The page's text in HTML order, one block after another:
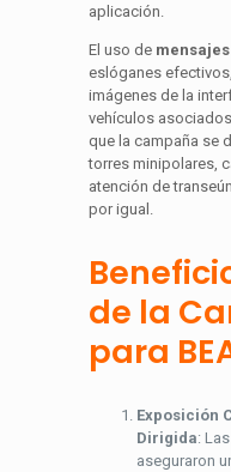
aplicación.
El uso de
eslóganes
imágenes de la
vehículos
que la campaña se
torres minipolares,
atención de
por igual.
de la
para
Exposición
Dirigida:
aseguraron